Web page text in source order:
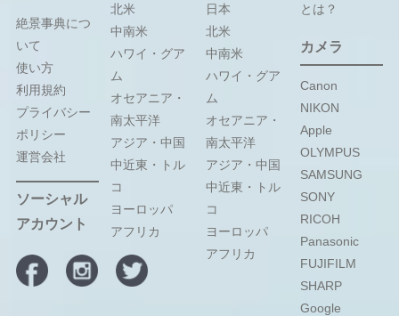
絶景事典につ
いて
使い方
利用規約
プライバシー
ポリシー
運営会社
ソーシャル
アカウント
北米
中南米
ハワイ・グア
ム
オセアニア・
南太平洋
アジア・中国
中近東・トル
コ
ヨーロッパ
アフリカ
日本
北米
中南米
ハワイ・グア
ム
オセアニア・
南太平洋
アジア・中国
中近東・トル
コ
ヨーロッパ
アフリカ
とは？
カメラ
Canon
NIKON
Apple
OLYMPUS
SAMSUNG
SONY
RICOH
Panasonic
FUJIFILM
SHARP
Google